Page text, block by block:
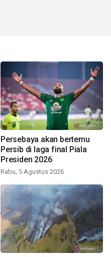
Persebaya akan bertemu
Persib di laga final Piala
Presiden 2026
Rabu, 5 Agustus 2026